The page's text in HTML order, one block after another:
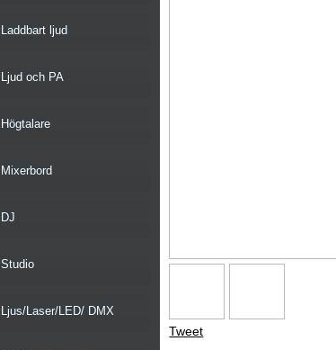
Laddbart ljud
Ljud och PA
Högtalare
Mixerbord
DJ
Studio
Ljus/Laser/LED/ DMX
Tweet